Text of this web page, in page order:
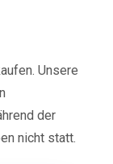
Unsere
der
nicht statt.